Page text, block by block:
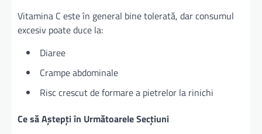
Vitamina C este în general bine tolerată, dar consumul
excesiv poate duce la:
Diaree
Crampe abdominale
Risc crescut de formare a pietrelor la rinichi
Ce să Aștepți în Următoarele Secțiuni